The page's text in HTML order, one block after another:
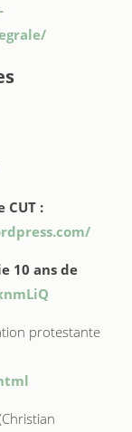
:
10 ans de
protestante